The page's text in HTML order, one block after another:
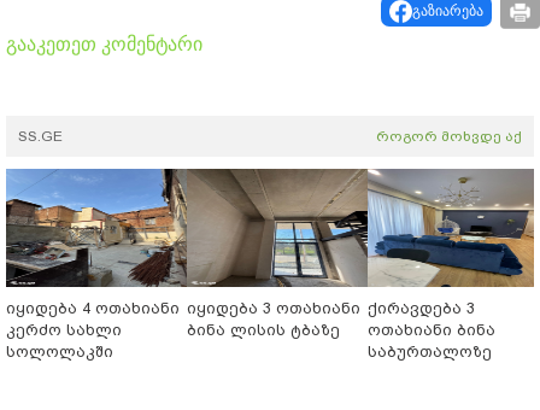
გაზიარება
გააკეთეთ კომენტარი
SS.GE როგორ მოხვდე აქ
იყიდება 4 ოთახიანი
კერძო სახლი
სოლოლაკში
იყიდება 3 ოთახიანი
ბინა ლისის ტბაზე
ქირავდება 3
ოთახიანი ბინა
საბურთალოზე